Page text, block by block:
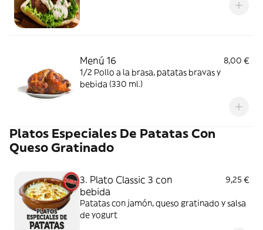
Menú 16
8,00 €
1/2 Pollo a la brasa, patatas bravas y
bebida (330 ml.)
Platos Especiales De Patatas Con
Queso Gratinado
3. Plato Classic 3 con
bebida
9,25 €
Patatas con jamón, queso gratinado y salsa
de yogurt